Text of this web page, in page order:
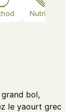
Nutrition
grand bol,
le yaourt grec